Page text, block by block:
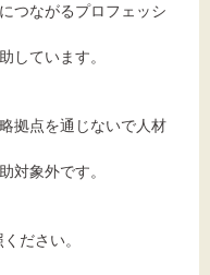
黄
つながるプロフェッシ
しています。
拠点を通じないで人材
対象外です。
ださい。